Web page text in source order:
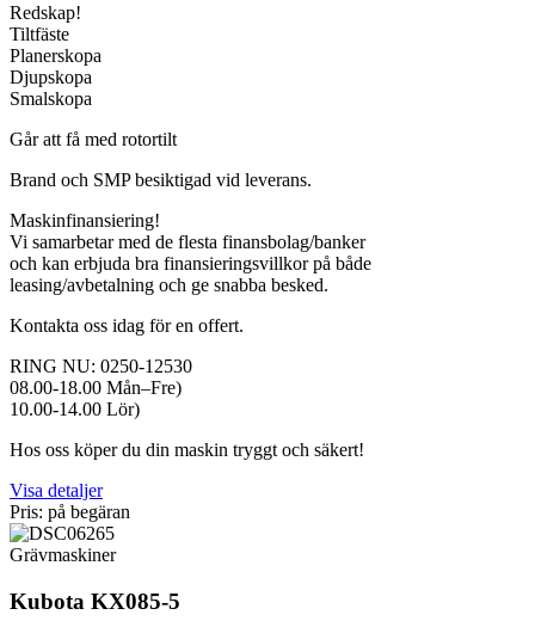
Redskap!
Tiltfäste
Planerskopa
Djupskopa
Smalskopa
Går att få med rotortilt
Brand och SMP besiktigad vid leverans.
Maskinfinansiering!
Vi samarbetar med de flesta finansbolag/banker
och kan erbjuda bra finansieringsvillkor på både
leasing/avbetalning och ge snabba besked.
Kontakta oss idag för en offert.
RING NU: 0250-12530
08.00-18.00 Mån–Fre)
10.00-14.00 Lör)
Hos oss köper du din maskin tryggt och säkert!
Visa detaljer
Pris: på begäran
Grävmaskiner
Kubota KX085-5